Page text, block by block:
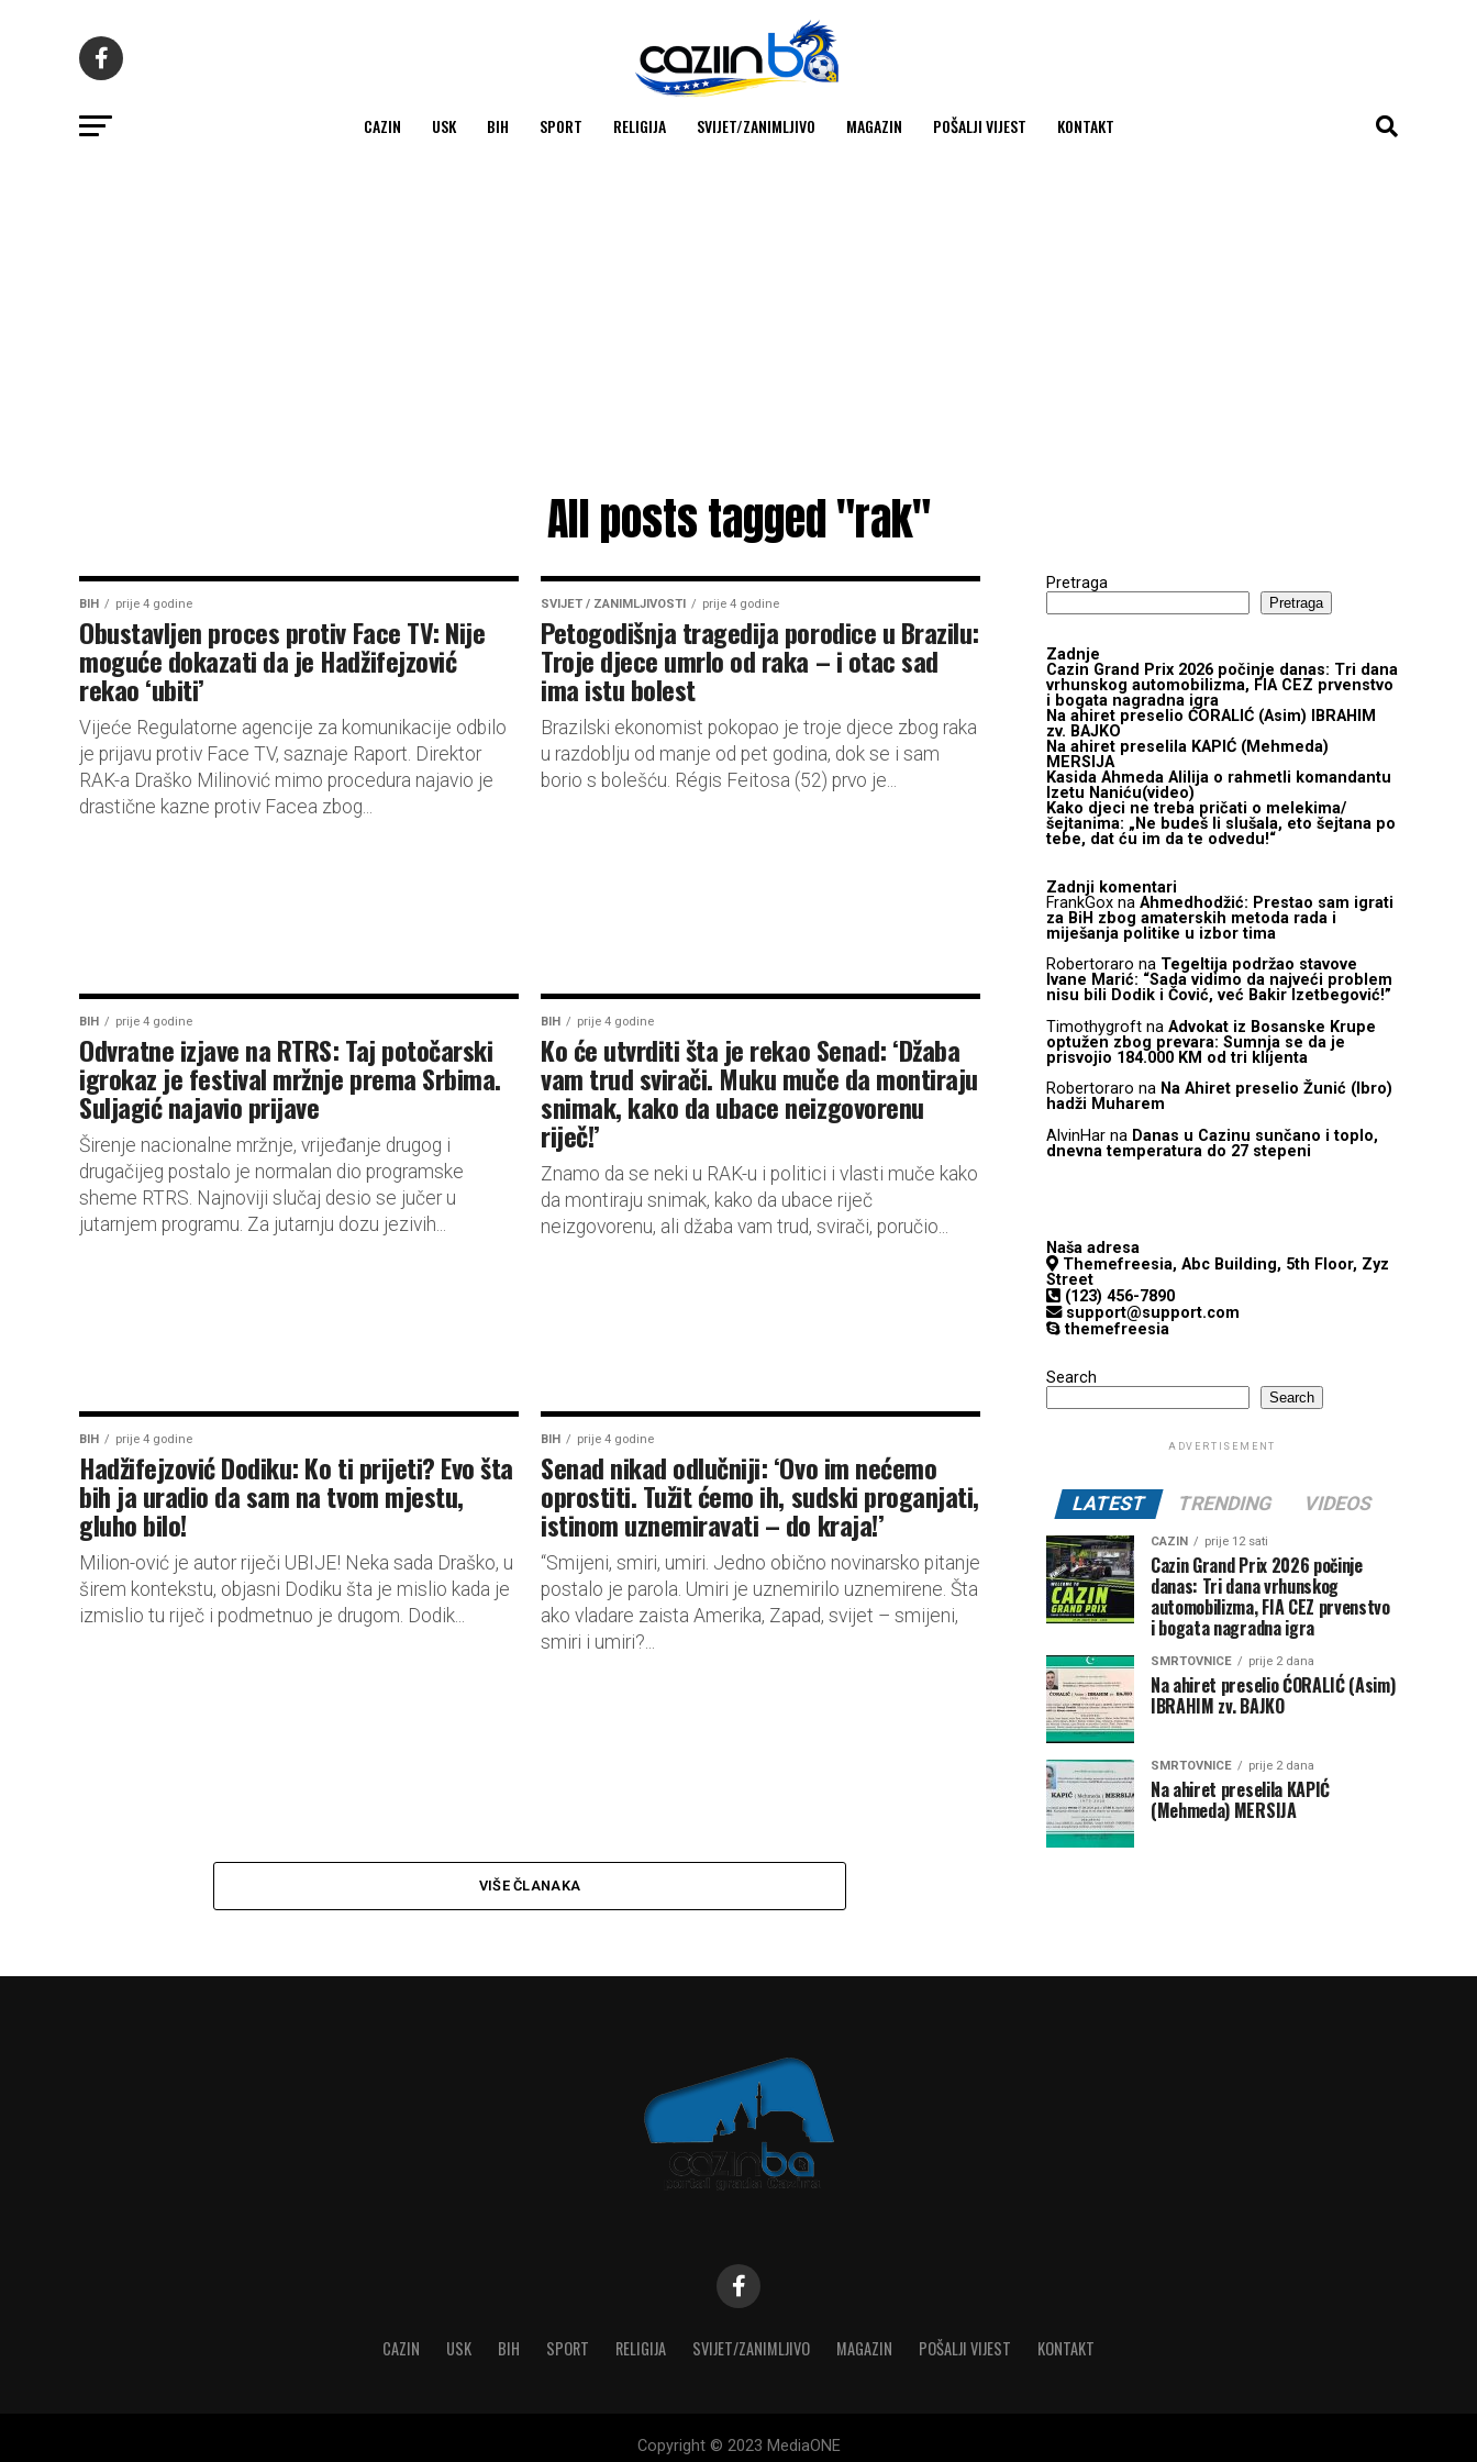
CAZIN USK BIH SPORT RELIGIJA SVIJET/ZANIMLJIVO MAGAZIN POŠALJI VIJEST KONTAKT
All posts tagged "rak"
BIH prije 4 godine
Obustavljen proces protiv Face TV: Nije
moguće dokazati da je Hadžifejzović
rekao ‘ubiti’
Vijeće Regulatorne agencije za komunikacije odbilo
je prijavu protiv Face TV, saznaje Raport. Direktor
RAK-a Draško Milinović mimo procedura najavio je
drastične kazne protiv Facea zbog...
SVIJET / ZANIMLJIVOSTI prije 4 godine
Petogodišnja tragedija porodice u Brazilu:
Troje djece umrlo od raka – i otac sad
ima istu bolest
Brazilski ekonomist pokopao je troje djece zbog raka
u razdoblju od manje od pet godina, dok se i sam
borio s bolešću. Régis Feitosa (52) prvo je...
BIH prije 4 godine
Odvratne izjave na RTRS: Taj potočarski
igrokaz je festival mržnje prema Srbima.
Suljagić najavio prijave
Širenje nacionalne mržnje, vrijeđanje drugog i
drugačijeg postalo je normalan dio programske
sheme RTRS. Najnoviji slučaj desio se jučer u
jutarnjem programu. Za jutarnju dozu jezivih...
BIH prije 4 godine
Ko će utvrditi šta je rekao Senad: ‘Džaba
vam trud svirači. Muku muče da montiraju
snimak, kako da ubace neizgovorenu
riječ!’
Znamo da se neki u RAK-u i politici i vlasti muče kako
da montiraju snimak, kako da ubace riječ
neizgovorenu, ali džaba vam trud, svirači, poručio...
BIH prije 4 godine
Hadžifejzović Dodiku: Ko ti prijeti? Evo šta
bih ja uradio da sam na tvom mjestu,
gluho bilo!
Milion-ović je autor riječi UBIJE! Neka sada Draško, u
širem kontekstu, objasni Dodiku šta je mislio kada je
izmislio tu riječ i podmetnuo je drugom. Dodik...
BIH prije 4 godine
Senad nikad odlučniji: ‘Ovo im nećemo
oprostiti. Tužit ćemo ih, sudski proganjati,
istinom uznemiravati – do kraja!’
“Smijeni, smiri, umiri. Jedno obično novinarsko pitanje
postalo je parola. Umiri je uznemirilo uznemirene. Šta
ako vladare zaista Amerika, Zapad, svijet – smijeni,
smiri i umiri?...
VIŠE ČLANAKA
Pretraga
Pretraga
Zadnje
Cazin Grand Prix 2026 počinje danas: Tri dana
vrhunskog automobilizma, FIA CEZ prvenstvo
i bogata nagradna igra
Na ahiret preselio ĆORALIĆ (Asim) IBRAHIM
zv. BAJKO
Na ahiret preselila KAPIĆ (Mehmeda)
MERSIJA
Kasida Ahmeda Alilija o rahmetli komandantu
Izetu Naniću(video)
Kako djeci ne treba pričati o melekima/
šejtanima: „Ne budeš li slušala, eto šejtana po
tebe, dat ću im da te odvedu!“
Zadnji komentari
FrankGox na Ahmedhodžić: Prestao sam igrati
za BiH zbog amaterskih metoda rada i
miješanja politike u izbor tima
Robertoraro na Tegeltija podržao stavove
Ivane Marić: “Sada vidimo da najveći problem
nisu bili Dodik i Čović, već Bakir Izetbegović!”
Timothygroft na Advokat iz Bosanske Krupe
optužen zbog prevara: Sumnja se da je
prisvojio 184.000 KM od tri klijenta
Robertoraro na Na Ahiret preselio Žunić (Ibro)
hadži Muharem
AlvinHar na Danas u Cazinu sunčano i toplo,
dnevna temperatura do 27 stepeni
Naša adresa
Themefreesia, Abc Building, 5th Floor, Zyz
Street
(123) 456-7890
support@support.com
themefreesia
Search
Search
ADVERTISEMENT
LATEST TRENDING VIDEOS
CAZIN prije 12 sati
Cazin Grand Prix 2026 počinje
danas: Tri dana vrhunskog
automobilizma, FIA CEZ prvenstvo
i bogata nagradna igra
SMRTOVNICE prije 2 dana
Na ahiret preselio ĆORALIĆ (Asim)
IBRAHIM zv. BAJKO
SMRTOVNICE prije 2 dana
Na ahiret preselila KAPIĆ
(Mehmeda) MERSIJA
CAZIN USK BIH SPORT RELIGIJA SVIJET/ZANIMLJIVO MAGAZIN POŠALJI VIJEST KONTAKT
Copyright © 2023 MediaONE